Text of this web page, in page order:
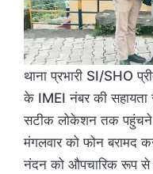
थाना प्रभारी SI/SHO
के IMEI नंबर की
सटीक लोकेशन तक पहुंचने
मंगलवार को फोन बरामद
नंदन को औपचारिक रूप से